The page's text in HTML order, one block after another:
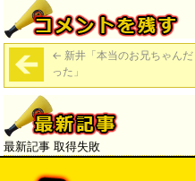
← 新井「本当のお兄ちゃんだ
った」
最新記事 取得失敗